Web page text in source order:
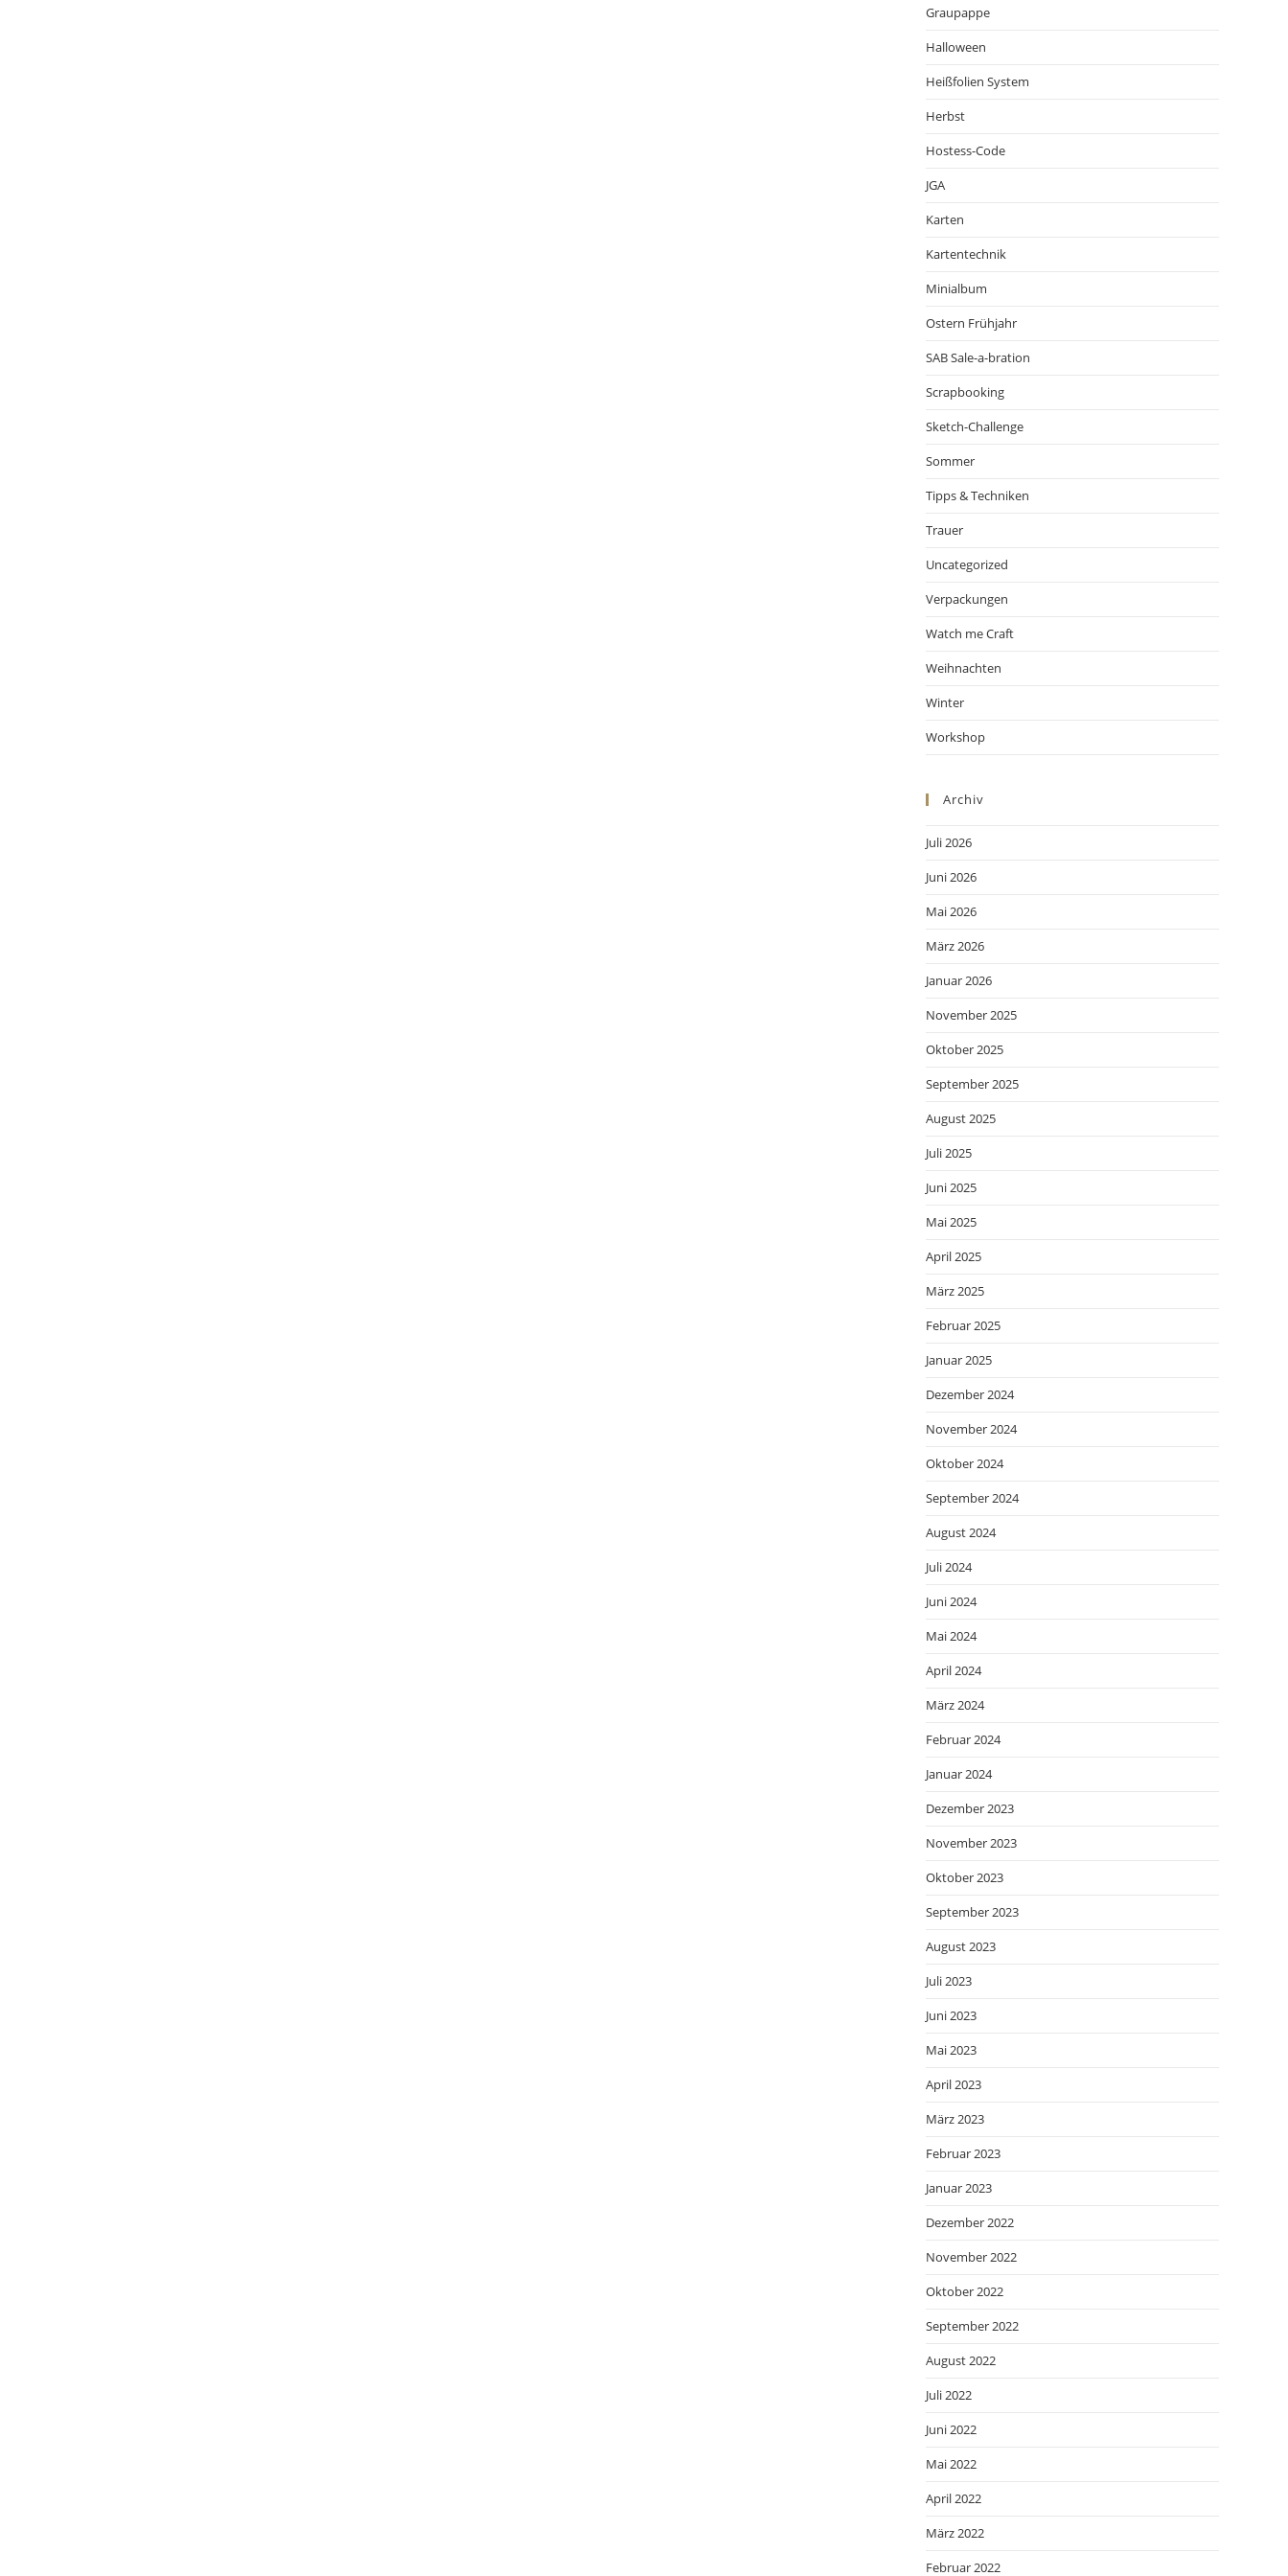
Graupappe
Halloween
Heißfolien System
Herbst
Hostess-Code
JGA
Karten
Kartentechnik
Minialbum
Ostern Frühjahr
SAB Sale-a-bration
Scrapbooking
Sketch-Challenge
Sommer
Tipps & Techniken
Trauer
Uncategorized
Verpackungen
Watch me Craft
Weihnachten
Winter
Workshop
Archiv
Juli 2026
Juni 2026
Mai 2026
März 2026
Januar 2026
November 2025
Oktober 2025
September 2025
August 2025
Juli 2025
Juni 2025
Mai 2025
April 2025
März 2025
Februar 2025
Januar 2025
Dezember 2024
November 2024
Oktober 2024
September 2024
August 2024
Juli 2024
Juni 2024
Mai 2024
April 2024
März 2024
Februar 2024
Januar 2024
Dezember 2023
November 2023
Oktober 2023
September 2023
August 2023
Juli 2023
Juni 2023
Mai 2023
April 2023
März 2023
Februar 2023
Januar 2023
Dezember 2022
November 2022
Oktober 2022
September 2022
August 2022
Juli 2022
Juni 2022
Mai 2022
April 2022
März 2022
Februar 2022